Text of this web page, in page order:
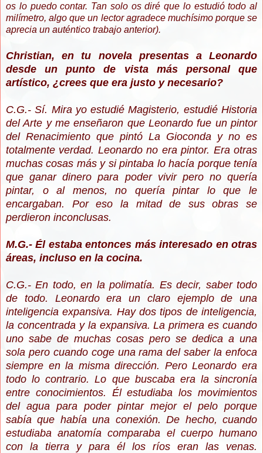
os lo puedo contar. Tan solo os diré que lo estudió todo al
milímetro, algo que un lector agradece muchísimo porque se
aprecia un auténtico trabajo anterior).
Christian, en tu novela presentas a Leonardo
desde un punto de vista más personal que
artístico, ¿crees que era justo y necesario?
C.G.- Sí. Mira yo estudié Magisterio, estudié Historia
del Arte y me enseñaron que Leonardo fue un pintor
del Renacimiento que pintó La Gioconda y no es
totalmente verdad. Leonardo no era pintor. Era otras
muchas cosas más y si pintaba lo hacía porque tenía
que ganar dinero para poder vivir pero no quería
pintar, o al menos, no quería pintar lo que le
encargaban. Por eso la mitad de sus obras se
perdieron inconclusas.
M.G.- Él estaba entonces más interesado en otras
áreas, incluso en la cocina.
C.G.- En todo, en la polimatía. Es decir, saber todo
de todo. Leonardo era un claro ejemplo de una
inteligencia expansiva. Hay dos tipos de inteligencia,
la concentrada y la expansiva. La primera es cuando
uno sabe de muchas cosas pero se dedica a una
sola pero cuando coge una rama del saber la enfoca
siempre en la misma dirección. Pero Leonardo era
todo lo contrario. Lo que buscaba era la sincronía
entre conocimientos. Él estudiaba los movimientos
del agua para poder pintar mejor el pelo porque
sabía que había una conexión. De hecho, cuando
estudiaba anatomía comparaba el cuerpo humano
con la tierra y para él los ríos eran las venas.